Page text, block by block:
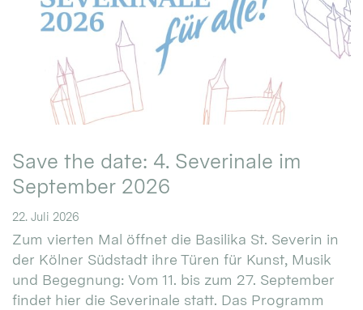
Save the date: 4. Severinale im
September 2026
22. Juli 2026
Zum vierten Mal öffnet die Basilika St. Severin in
der Kölner Südstadt ihre Türen für Kunst, Musik
und Begegnung: Vom 11. bis zum 27. September
findet hier die Severinale statt. Das Programm